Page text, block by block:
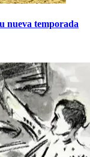
nueva temporada